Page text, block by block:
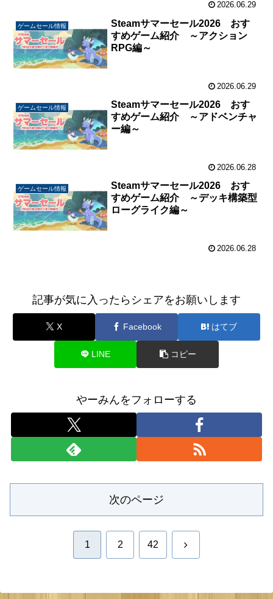
2026.06.29
ゲームセール情報
Steamサマーセール2026 おす
すめゲーム紹介 ～アクション
RPG編～
2026.06.29
ゲームセール情報
Steamサマーセール2026 おす
すめゲーム紹介 ～アドベンチャ
ー編～
2026.06.28
ゲームセール情報
Steamサマーセール2026 おす
すめゲーム紹介 ～デッキ構築型
ローグライク編～
2026.06.28
記事が気に入ったらシェアをお願いします
X Facebook はてブ
LINE コピー
やーみんをフォローする
次のページ
1 2 42 次